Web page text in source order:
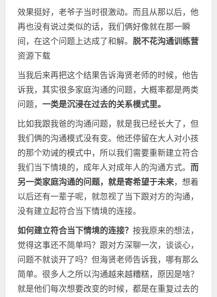
效果挺好，老爷子当时很激动。而且从那以后，他
再也没有说过类似的话，我们俩好像就在那一瞬
间，在这个问题上达成了和解。 脱不花沟通训练营
资源下载
当我后来再把这个结果告诉海贤老师的时候，他告
诉我，其实很多家庭沟通的问题，大概率都是两类
问题， 一类是沉浸在过去的关系模式里。
比如我跟我爸的沟通问题，就是我已经长大了，但
我们俩的沟通模式没有变。他还停留在大人对小孩
的那个劝诫的模式中，所以我们需要重新建立符合
我们当下情境的，成年人对成年人的沟通方式。 而
另一类家庭沟通的问题，就是寄希望于未来，想着
以后还有一辈子呢，就忽视了当下跟对方的沟通，
没有建立起符合当下情境的连接。
如何建立符合当下情境的连接？ 按我原来的想法，
觉得这事还不简单吗？跟对方深聊一次，谈谈心，
问题不就谈开了吗？但海贤老师告诉我，哪有那么
简单。很多人之所以沟通越来越糟糕，原因是啥？
就是他们每次想要改变的时候，都是在重复过去的